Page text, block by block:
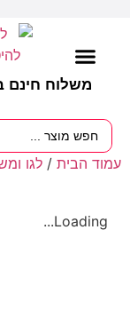
משלוח חינם
עמוד הבית / לגו
Loading...